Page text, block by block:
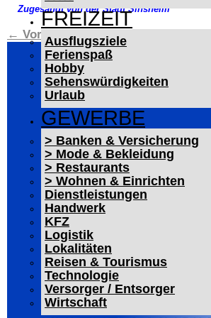
FREIZEIT
Ausflugsziele
Ferienspaß
Hobby
Sehenswürdigkeiten
Urlaub
GEWERBE
> Banken & Versicherung
> Mode & Bekleidung
> Restaurants
> Wohnen & Einrichten
Dienstleistungen
Handwerk
KFZ
Logistik
Lokalitäten
Reisen & Tourismus
Technologie
Versorger / Entsorger
Wirtschaft
Zugesandt von der Stadt Sinsheim
← Vorheriger Beitrag